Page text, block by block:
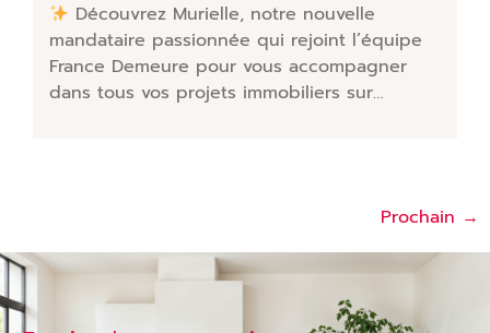
Découvrez Murielle, notre nouvelle
mandataire passionnée qui rejoint l’équipe
France Demeure pour vous accompagner
dans tous vos projets immobiliers sur…
Prochain →